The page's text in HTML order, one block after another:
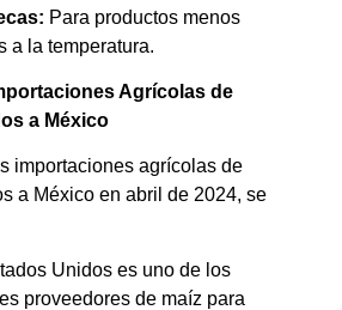
Para productos menos
a la temperatura.​
Agrícolas de
a México
importaciones agrícolas de
a México en abril de 2024, se
Unidos es uno de los
proveedores de maíz para